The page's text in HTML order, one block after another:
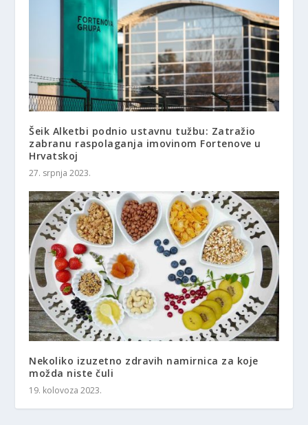
Šeik Alketbi podnio ustavnu tužbu: Zatražio
zabranu raspolaganja imovinom Fortenove u
Hrvatskoj
27. srpnja 2023.
Nekoliko izuzetno zdravih namirnica za koje
možda niste čuli
19. kolovoza 2023.